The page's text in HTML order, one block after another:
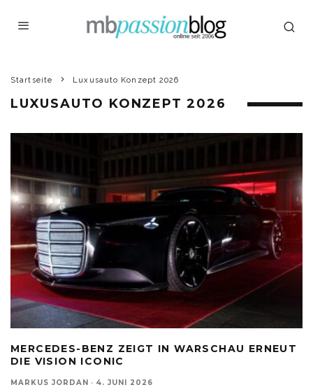
Startseite Luxusauto Konzept 2026
LUXUSAUTO KONZEPT 2026
MERCEDES-BENZ ZEIGT IN WARSCHAU ERNEUT
DIE VISION ICONIC
MARKUS JORDAN · 4. JUNI 2026